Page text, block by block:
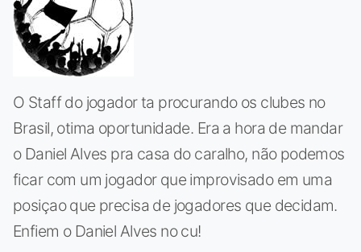
O Staff do jogador ta procurando os clubes no
Brasil, otima oportunidade. Era a hora de mandar
o Daniel Alves pra casa do caralho, não podemos
ficar com um jogador que improvisado em uma
posiçao que precisa de jogadores que decidam.
Enfiem o Daniel Alves no cu!